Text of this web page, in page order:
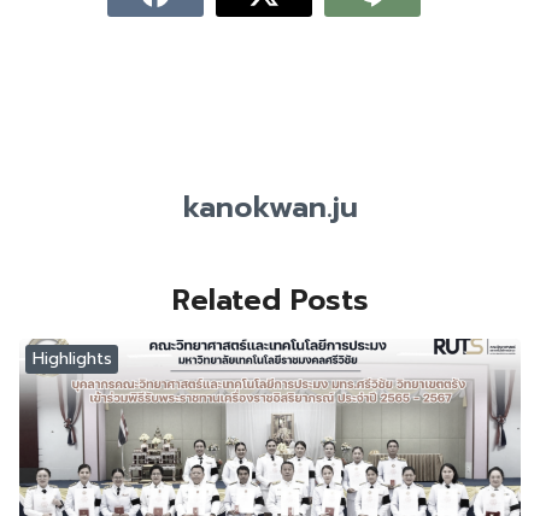
kanokwan.ju
Related Posts
Highlights